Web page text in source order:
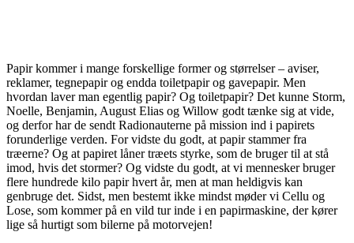
Papir kommer i mange forskellige former og størrelser – aviser,
reklamer, tegnepapir og endda toiletpapir og gavepapir. Men
hvordan laver man egentlig papir? Og toiletpapir? Det kunne Storm,
Noelle, Benjamin, August Elias og Willow godt tænke sig at vide,
og derfor har de sendt Radionauterne på mission ind i papirets
forunderlige verden. For vidste du godt, at papir stammer fra
træerne? Og at papiret låner træets styrke, som de bruger til at stå
imod, hvis det stormer? Og vidste du godt, at vi mennesker bruger
flere hundrede kilo papir hvert år, men at man heldigvis kan
genbruge det. Sidst, men bestemt ikke mindst møder vi Cellu og
Lose, som kommer på en vild tur inde i en papirmaskine, der kører
lige så hurtigt som bilerne på motorvejen!